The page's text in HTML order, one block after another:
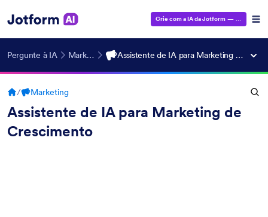
Crie com a IA da Jotform — É grátis!
Pergunte à IA Marketing Assistente de IA para Marketing de Crescimento
/ Marketing
Assistente de IA para Marketing de
Crescimento